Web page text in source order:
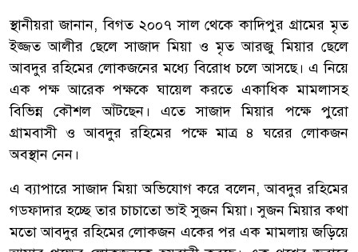
স্থানীয়রা জানান, বিগত ২০০৭ সাল থেকে কাদিপুর গ্রামের মৃত
ইজ্জত আলীর ছেলে সাজাদ মিয়া ও মৃত আরজু মিয়ার ছেলে
আবদুর রহিমের লোকজনের মধ্যে বিরোধ চলে আসছে। এ নিয়ে
এক পক্ষ আরেক পক্ষকে ঘায়েল করতে একাধিক মামলাসহ
বিভিন্ন কৌশল আঁটছেন। এতে সাজাদ মিয়ার পক্ষে পুরো
গ্রামবাসী ও আবদুর রহিমের পক্ষে মাত্র ৪ ঘরের লোকজন
অবস্থান নেন।
এ ব্যাপারে সাজাদ মিয়া অভিযোগ করে বলেন, আবদুর রহিমের
গডফাদার হচ্ছে তার চাচাতো ভাই সুজন মিয়া। সুজন মিয়ার কথা
মতো আবদুর রহিমের লোকজন একের পর এক মামলায় জড়িয়ে